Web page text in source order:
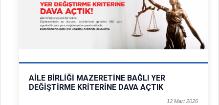
AİLE BİRLİĞİ MAZERETİNE BAĞLI YER
DEĞİŞTİRME KRİTERİNE DAVA AÇTIK
12 Mart 2026